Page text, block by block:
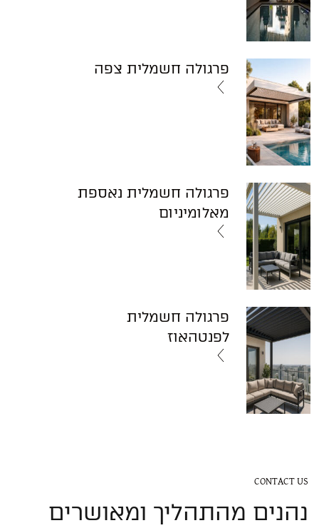
פרגולה חשמלית צפה
פרגולה חשמלית נאספת
מאלומיניום
פרגולה חשמלית
לפנטהאוז
CONTACT US
נהנים מהתהליך ומאושרים